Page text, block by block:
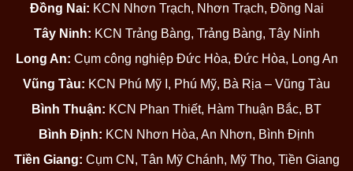
Đồng Nai: KCN Nhơn Trạch, Nhơn Trạch, Đồng Nai
Tây Ninh: KCN Trảng Bàng, Trảng Bàng, Tây Ninh
Long An: Cụm công nghiệp Đức Hòa, Đức Hòa, Long An
Vũng Tàu: KCN Phú Mỹ I, Phú Mỹ, Bà Rịa – Vũng Tàu
Bình Thuận: KCN Phan Thiết, Hàm Thuận Bắc, BT
Bình Định: KCN Nhơn Hòa, An Nhơn, Bình Định
Tiền Giang: Cụm CN, Tân Mỹ Chánh, Mỹ Tho, Tiền Giang